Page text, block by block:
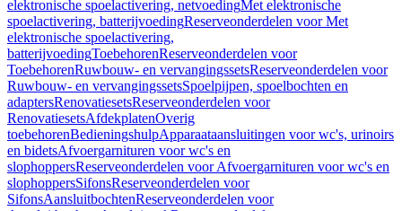
elektronische spoelactivering, netvoedingMet elektronische
spoelactivering, batterijvoedingReserveonderdelen voor Met
elektronische spoelactivering,
batterijvoedingToebehorenReserveonderdelen voor
ToebehorenRuwbouw- en vervangingssetsReserveonderdelen voor
Ruwbouw- en vervangingssetsSpoelpijpen, spoelbochten en
adaptersRenovatiesetsReserveonderdelen voor
RenovatiesetsAfdekplatenOverig
toebehorenBedieningshulpApparaataansluitingen voor wc's, urinoirs
en bidetsAfvoergarnituren voor wc's en
slophoppersReserveonderdelen voor Afvoergarnituren voor wc's en
slophoppersSifonsReserveonderdelen voor
SifonsAansluitbochtenReserveonderdelen voor